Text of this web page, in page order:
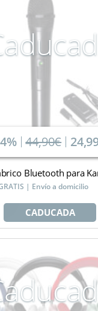
44,90€
Bluetooth para
| Envío a domicilio
CADUCADA